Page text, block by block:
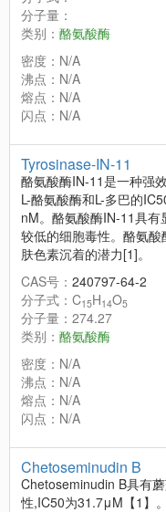
分子量：
类别： 酪氨酸酶
密度：N/A
沸点：N/A
熔点：N/A
闪点：N/A
Tyrosinase-IN-11
酪氨酸酶IN-11是一种强
L-酪氨酸酶和L-多巴的
nM。酪氨酸酶IN-11具有
较低的细胞毒性。酪氨
肤色素沉着的潜力[1]。
CAS号： 240797-64-2
分子式：C15H14O5
分子量：274.27
类别： 酪氨酸酶
密度：N/A
沸点：N/A
熔点：N/A
闪点：N/A
Chetoseminudin B
Chetoseminudin B具有
性,IC50为31.7μM【1】。